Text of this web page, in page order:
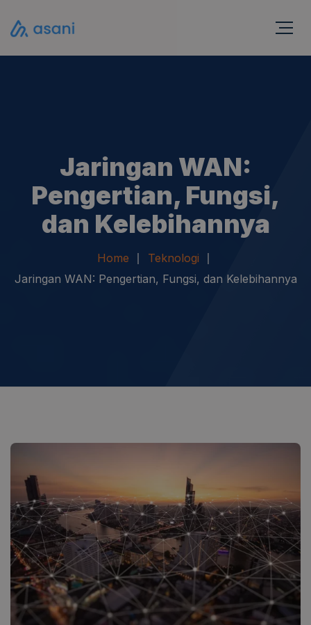
Jaringan WAN:
Pengertian, Fungsi,
dan Kelebihannya
Home
Teknologi
Jaringan WAN: Pengertian, Fungsi, dan Kelebihannya